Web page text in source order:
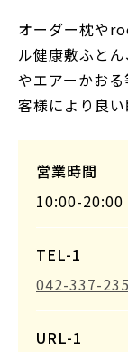
オーダー枕や
ル健康敷ふと
やエアーかお
客様により良い
営業時間
10:00-20:00
TEL-1
042-337-
URL-1